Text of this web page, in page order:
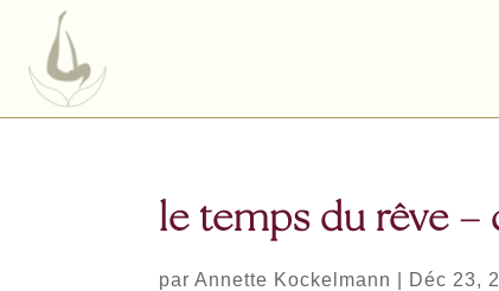
le temps du rêve
parAnnette Kockelmann Déc 23,